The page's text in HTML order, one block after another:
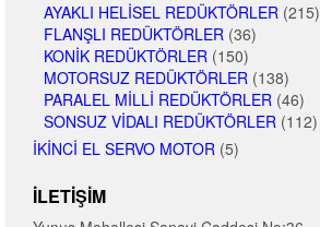
AYAKLI HELISEL REDÜKTÖRLER (215)
FLANŞLI REDÜKTÖRLER (36)
KONIK REDÜKTÖRLER (150)
MOTORSUZ REDÜKTÖRLER (138)
PARALEL MILLI REDÜKTÖRLER (46)
SONSUZ VIDALI REDÜKTÖRLER (112)
İKINCI EL SERVO MOTOR (5)
İLETIŞIM